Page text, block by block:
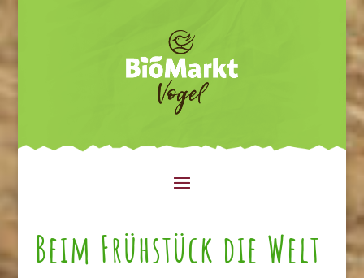
Beim Frühstück die Welt